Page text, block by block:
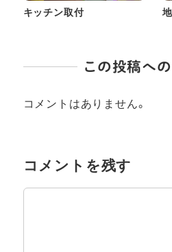
キッチン取付
この投稿への
コメントはありません。
コメントを残す